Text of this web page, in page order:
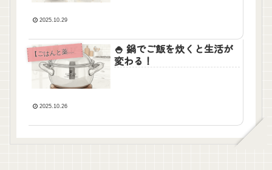
2025.10.29
【
ごはんと薬膳】
🍚 鍋でご飯を炊くと生活が
変わる！
2025.10.26